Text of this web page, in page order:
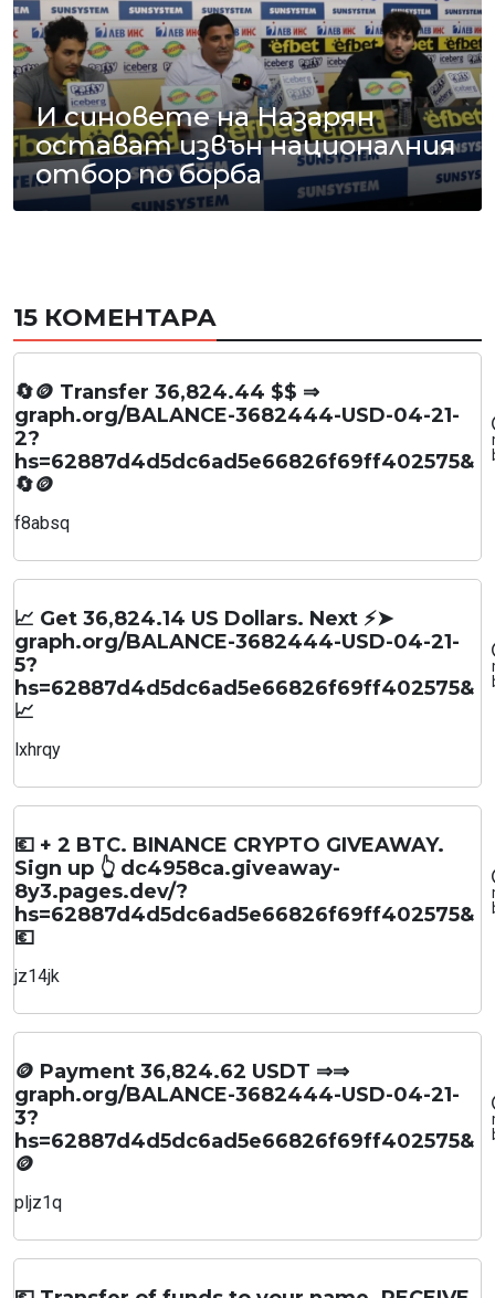
И синовете на Назарян
остават извън националния
отбор по борба
15 КОМЕНТАРА
🔄🪙 Transfer 36,824.44 $$ ⇒
graph.org/BALANCE-3682444-USD-04-21-
2?
hs=62887d4d5dc6ad5e66826f69ff402575&
🔄🪙
f8absq
📈 Get 36,824.14 US Dollars. Next ⚡➤
graph.org/BALANCE-3682444-USD-04-21-
5?
hs=62887d4d5dc6ad5e66826f69ff402575&
📈
lxhrqy
💶 + 2 BTC. BINANCE CRYPTO GIVEAWAY.
Sign up 👆 dc4958ca.giveaway-
8y3.pages.dev/?
hs=62887d4d5dc6ad5e66826f69ff402575&
💶
jz14jk
🪙 Payment 36,824.62 USDT ⇒⇒
graph.org/BALANCE-3682444-USD-04-21-
3?
hs=62887d4d5dc6ad5e66826f69ff402575&
🪙
pljz1q